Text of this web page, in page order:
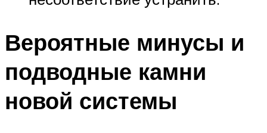
Вероятные минусы и
подводные камни
новой системы